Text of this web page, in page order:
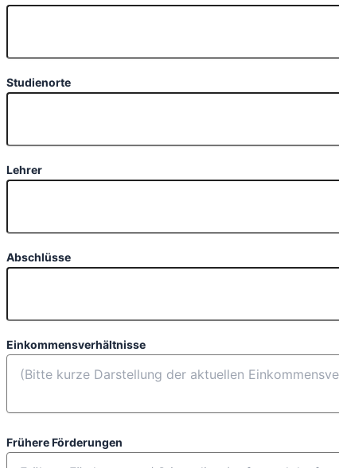
Studienorte
Lehrer
Abschlüsse
Einkommensverhältnisse
Frühere Förderungen